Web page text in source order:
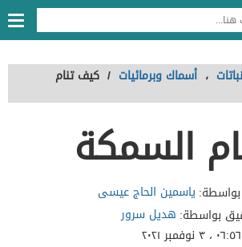
، أسماك وبرمائيات / كيف تنام
السمكة
بواسطة: ياسمين الحاج عيسى
بواسطة: هديل سرور
٠٦:٥٦ ، ٣ نوفمبر ٢٠٢١